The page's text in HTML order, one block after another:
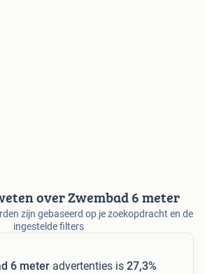
over Zwembad 6 meter
zijn gebaseerd op je zoekopdracht en de
ingestelde filters
6 meter advertenties is 27,3%